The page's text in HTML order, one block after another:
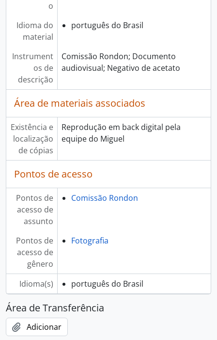
o
Idioma do
material
português do Brasil
Instrument
os de
descrição
Comissão Rondon; Documento
audiovisual; Negativo de acetato
Área de materiais associados
Existência e
localização
de cópias
Reprodução em back digital pela
equipe do Miguel
Pontos de acesso
Pontos de
acesso de
assunto
Comissão Rondon
Pontos de
acesso de
gênero
Fotografia
Idioma(s) português do Brasil
Área de Transferência
Adicionar